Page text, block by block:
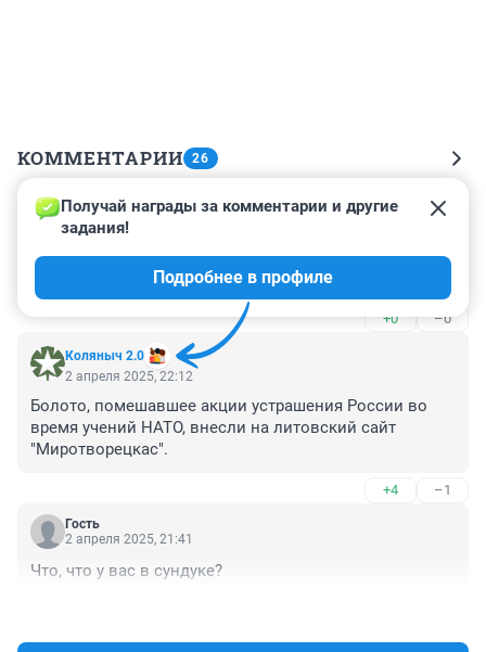
КОММЕНТАРИИ 26
Гость
3 апреля 2025, 16:07
Нету неё голоса, поёт под фанеру! Если она певица, то
+0 –0
Коляныч 2.0
Получай награды за комментарии и другие
задания!
Подробнее в профиле
2 апреля 2025, 22:12
Болото, помешавшее акции устрашения России во
время учений НАТО, внесли на литовский сайт
"Миротворецкас".
+4 –1
Гость
2 апреля 2025, 21:41
Что, что у вас в сундуке?